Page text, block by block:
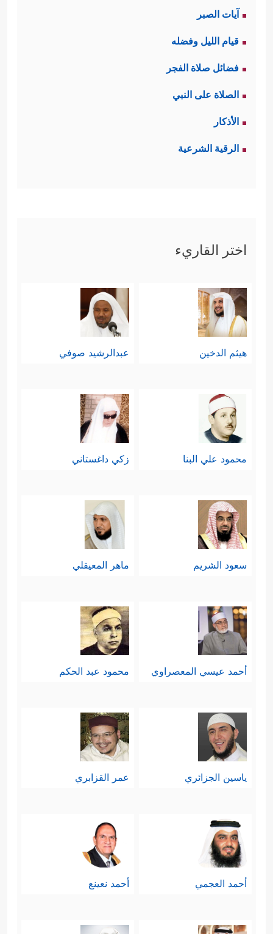
آيات الصبر
قيام الليل وفضله
فضائل صلاة الفجر
الصلاة على النبي
الأذكار
الرقية الشرعية
اختر القاريء
هيثم الدخين عبدالرشيد صوفي
محمود علي البنا زكي داغستاني
سعود الشريم ماهر المعيقلي
أحمد عيسي المعصراوي محمود عبد الحكم
ياسين الجزائري عمر القزابري
أحمد العجمي أحمد نعينع